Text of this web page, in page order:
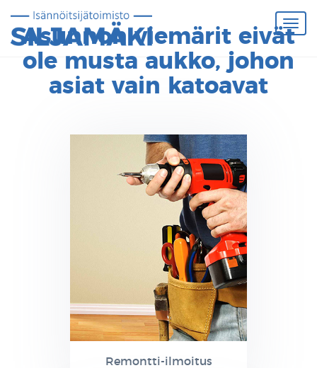
Asunnon viemärit eivät
ole musta aukko, johon
asiat vain katoavat
Remontti-ilmoitus